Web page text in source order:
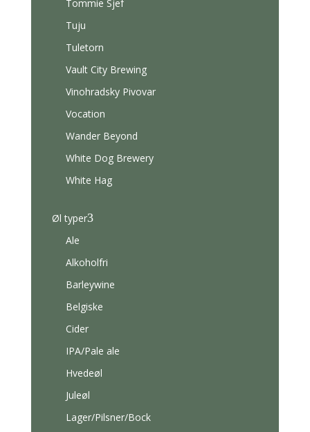
Tommie Sjef
Tuju
Tuletorn
Vault City Brewing
Vinohradsky Pivovar
Vocation
Wander Beyond
White Dog Brewery
White Hag
Øl typer3
Ale
Alkoholfri
Barleywine
Belgiske
Cider
IPA/Pale ale
Hvedeøl
Juleøl
Lager/Pilsner/Bock